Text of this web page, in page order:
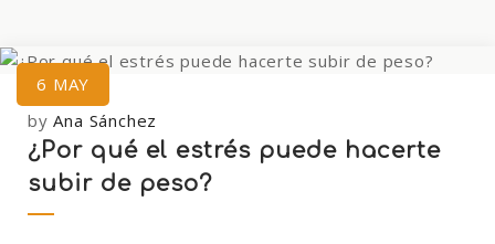
6 MAY
byAna Sánchez
¿Por qué el estrés puede hacerte
subir de peso?